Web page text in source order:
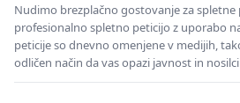
Nudimo brezplačno gostovanje za
profesionalno spletno peticijo z uporabo
peticije so dnevno omenjene v medijih,
odličen način da vas opazi javnost in